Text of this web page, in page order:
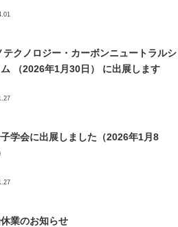
テクノロジー・カーボンニュートラルシ
（2026年1月30日） に出展します
学会に出展しました（2026年1月8
業のお知らせ